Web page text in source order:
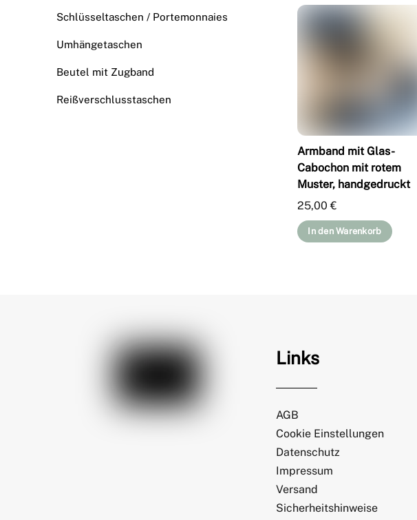
Armband mit Glas-
Cabochon mit rotem
Muster, handgedruckt
25,00€
In den Warenkorb
Schlüsseltaschen / Portemonnaies
Umhängetaschen
Beutel mit Zugband
Reißverschlusstaschen
Links
AGB
Cookie Einstellungen
Datenschutz
Impressum
Versand
Sicherheitshinweise